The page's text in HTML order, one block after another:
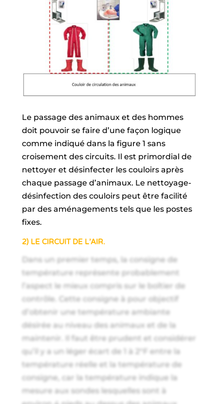
Le passage des animaux et des hommes
doit pouvoir se faire d’une façon logique
comme indiqué dans la figure 1 sans
croisement des circuits. Il est primordial de
nettoyer et désinfecter les couloirs après
chaque passage d’animaux. Le nettoyage-
désinfection des couloirs peut être facilité
par des aménagements tels que les postes
fixes.
2) LE CIRCUIT DE L’AIR.
Dans un premier temps, la consigne de
température représente probablement
l’aspect le mieux compris sur le boîtier de
contrôle. Cette consigne à pour objectif
d’obtenir une température ambiante
désirée au niveau des animaux et de la
maintenir. Il faut être prudent et considérer
qu’il y a un léger écart de 1 à 2°F entre la
température réelle et la température de
consigne, car la température indique la
mesure aux sondes lesquelles sont à